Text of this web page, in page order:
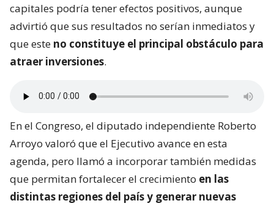
capitales podría tener efectos positivos, aunque
advirtió que sus resultados no serían inmediatos y
que este no constituye el principal obstáculo para
atraer inversiones.
En el Congreso, el diputado independiente Roberto
Arroyo valoró que el Ejecutivo avance en esta
agenda, pero llamó a incorporar también medidas
que permitan fortalecer el crecimiento en las
distintas regiones del país y generar nuevas